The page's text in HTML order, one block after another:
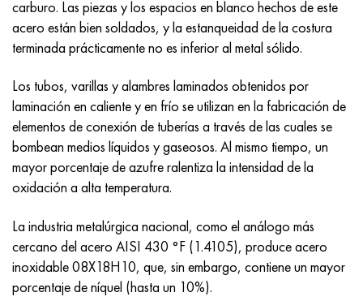
carburo. Las piezas y los espacios en blanco hechos de este
acero están bien soldados, y la estanqueidad de la costura
terminada prácticamente no es inferior al metal sólido.
Los tubos, varillas y alambres laminados obtenidos por
laminación en caliente y en frío se utilizan en la fabricación de
elementos de conexión de tuberías a través de las cuales se
bombean medios líquidos y gaseosos. Al mismo tiempo, un
mayor porcentaje de azufre ralentiza la intensidad de la
oxidación a alta temperatura.
La industria metalúrgica nacional, como el análogo más
cercano del acero AISI 430 °F (1.4105), produce acero
inoxidable 08X18H10, que, sin embargo, contiene un mayor
porcentaje de níquel (hasta un 10%).
Hastelloy b3
hastelloy c4
hastelloy c22
Hastelloy C-276
Hastelloy C2000
Hastelloy x
udimet 500
40G, 40Mn4, AISI 1035
38XM, 42CrMo4, AISI 1.7225
40ХН, 36NiCr6, AISI 3135
40XFA, 1.7223, AISI 4142
45X, 45h, 1.7035
A40G, 44smn28, 1.0762, 46s20